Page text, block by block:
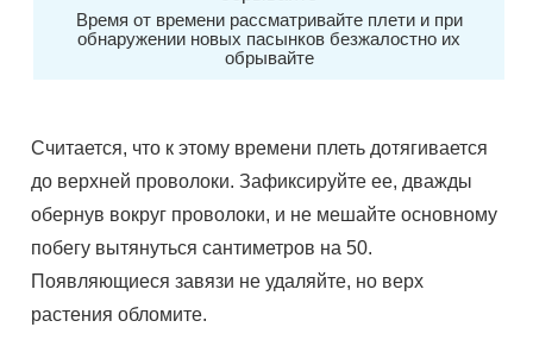
Время от времени рассматривайте плети и при
обнаружении новых пасынков безжалостно их
обрывайте
Считается, что к этому времени плеть дотягивается
до верхней проволоки. Зафиксируйте ее, дважды
обернув вокруг проволоки, и не мешайте основному
побегу вытянуться сантиметров на 50.
Появляющиеся завязи не удаляйте, но верх
растения обломите.